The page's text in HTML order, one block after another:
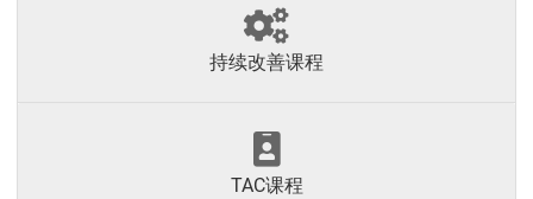
持续改善课程
TAC课程